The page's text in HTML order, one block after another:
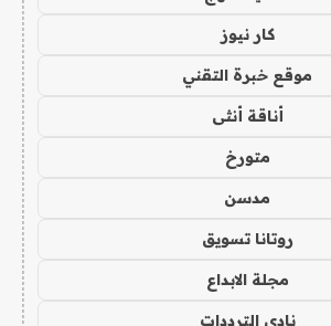
كار نيوز
موقع خبرة التقني
أناقة أنثى
متورخ
مدسن
روتانا تسويق
مجلة الابداع
نادي الترددات